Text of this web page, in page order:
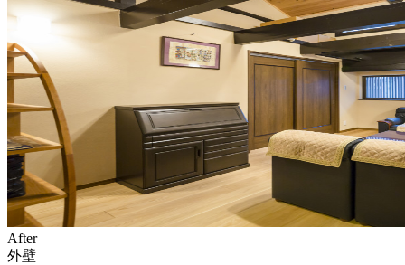
After
外壁